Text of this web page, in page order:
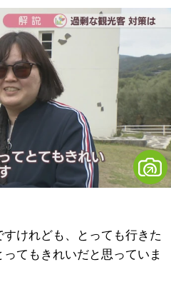
すけれども、とっても行きた
てもきれいだと思っていま